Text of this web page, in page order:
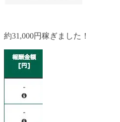
約31,000円稼ぎました！